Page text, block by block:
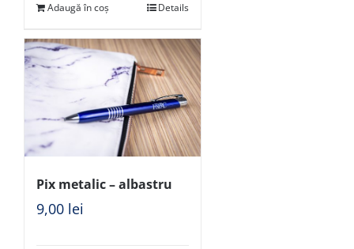
Adaugă în coș Details
Pix metalic – albastru
9,00 lei